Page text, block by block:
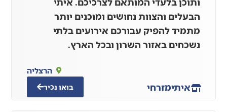
הבעלים והצוות נחושים ומוכנים יותר
מתמיד להפיק עבורכם אירועים בלתי
נשכחים באזור השרון ובכל הארץ.
איתימזרחי
הרצליה
בואו נכיר